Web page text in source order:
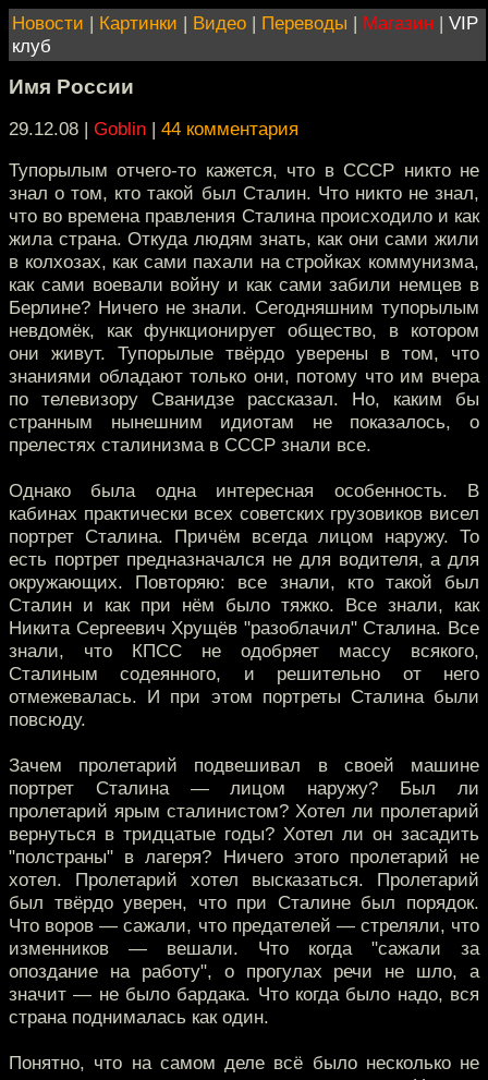
Новости | Картинки | Видео | Переводы | Магазин | VIP
клуб
Имя России
29.12.08 | Goblin | 44 комментария
Тупорылым отчего-то кажется, что в СССР никто не
знал о том, кто такой был Сталин. Что никто не знал,
что во времена правления Сталина происходило и как
жила страна. Откуда людям знать, как они сами жили
в колхозах, как сами пахали на стройках коммунизма,
как сами воевали войну и как сами забили немцев в
Берлине? Ничего не знали. Сегодняшним тупорылым
невдомёк, как функционирует общество, в котором
они живут. Тупорылые твёрдо уверены в том, что
знаниями обладают только они, потому что им вчера
по телевизору Сванидзе рассказал. Но, каким бы
странным нынешним идиотам не показалось, о
прелестях сталинизма в СССР знали все.
Однако была одна интересная особенность. В
кабинах практически всех советских грузовиков висел
портрет Сталина. Причём всегда лицом наружу. То
есть портрет предназначался не для водителя, а для
окружающих. Повторяю: все знали, кто такой был
Сталин и как при нём было тяжко. Все знали, как
Никита Сергеевич Хрущёв "разоблачил" Сталина. Все
знали, что КПСС не одобряет массу всякого,
Сталиным содеянного, и решительно от него
отмежевалась. И при этом портреты Сталина были
повсюду.
Зачем пролетарий подвешивал в своей машине
портрет Сталина — лицом наружу? Был ли
пролетарий ярым сталинистом? Хотел ли пролетарий
вернуться в тридцатые годы? Хотел ли он засадить
"полстраны" в лагеря? Ничего этого пролетарий не
хотел. Пролетарий хотел высказаться. Пролетарий
был твёрдо уверен, что при Сталине был порядок.
Что воров — сажали, что предателей — стреляли, что
изменников — вешали. Что когда "сажали за
опоздание на работу", о прогулах речи не шло, а
значит — не было бардака. Что когда было надо, вся
страна поднималась как один.
Понятно, что на самом деле всё было несколько не